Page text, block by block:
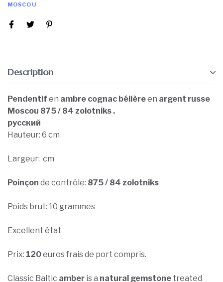
MOSCOU
Description
Pendentif en ambre cognac bélièreen argent russe
Moscou 875 / 84 zolotniks .
русский
Hauteur: 6 cm
Largeur: cm
Poinçon de contrôle: 875 / 84 zolotniks
Poids brut: 10 grammes
Excellent état
Prix: 120euros frais de port compris.
Classic Baltic amber is a natural gemstone treated